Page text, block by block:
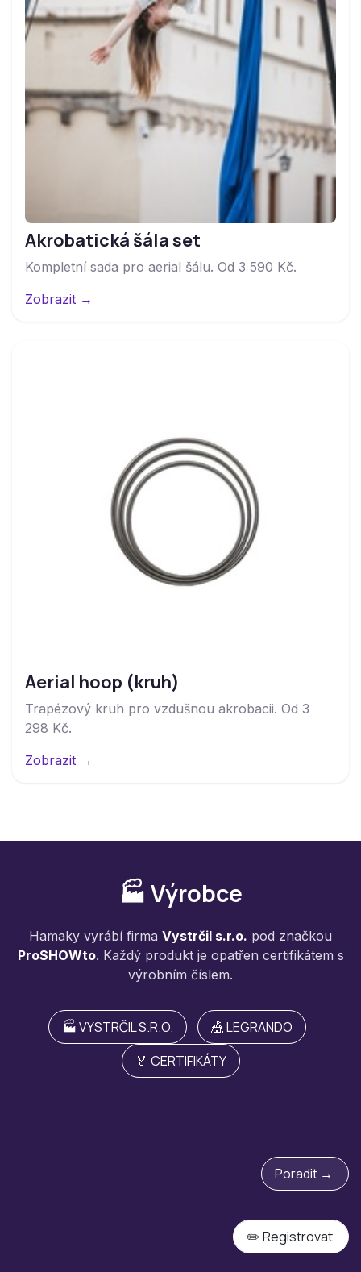
Akrobatická šála set
Kompletní sada pro aerial šálu. Od 3 590 Kč.
Zobrazit →
Aerial hoop (kruh)
Trapézový kruh pro vzdušnou akrobacii. Od 3
298 Kč.
Zobrazit →
🏭 Výrobce
Hamaky vyrábí firma Vystrčil s.r.o. pod značkou
ProSHOWto. Každý produkt je opatřen certifikátem s
výrobním číslem.
🏭 VYSTRČIL S.R.O.
🎪 LEGRANDO
🏅 CERTIFIKÁTY
Poradit →
✏️ Registrovat